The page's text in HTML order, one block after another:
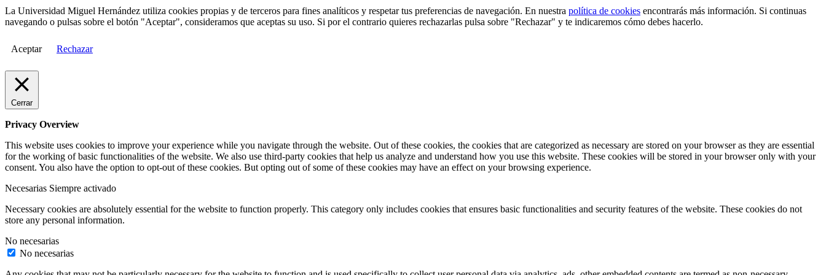
La Universidad Miguel Hernández utiliza cookies propias y de terceros para fines analíticos y respetar tus preferencias de navegación. En nuestra política de cookies encontrarás más información. Si continuas
navegando o pulsas sobre el botón "Aceptar", consideramos que aceptas su uso. Si por el contrario quieres rechazarlas pulsa sobre "Rechazar" y te indicaremos cómo debes hacerlo.
Aceptar Rechazar
Cerrar
Privacy Overview
This website uses cookies to improve your experience while you navigate through the website. Out of these cookies, the cookies that are categorized as necessary are stored on your browser as they are essential
for the working of basic functionalities of the website. We also use third-party cookies that help us analyze and understand how you use this website. These cookies will be stored in your browser only with your
consent. You also have the option to opt-out of these cookies. But opting out of some of these cookies may have an effect on your browsing experience.
Necesarias Siempre activado
Necessary cookies are absolutely essential for the website to function properly. This category only includes cookies that ensures basic functionalities and security features of the website. These cookies do not
store any personal information.
No necesarias
No necesarias